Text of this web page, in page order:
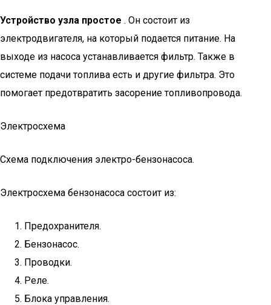
Устройство узла простое . Он состоит из
электродвигателя, на который подается питание. На
выходе из насоса устанавливается фильтр. Также в
системе подачи топлива есть и другие фильтра. Это
помогает предотвратить засорение топливопровода.
Электросхема
Схема подключения электро-бензонасоса.
Электросхема бензонасоса состоит из:
Предохранителя.
Бензонасос.
Проводки.
Реле.
Блока управления.